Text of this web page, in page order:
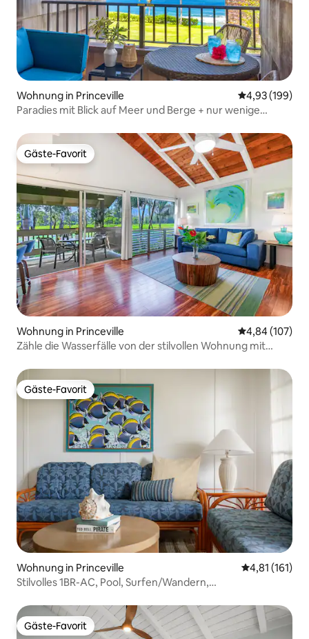
Wohnung in Princeville
4,93 (199)
Paradies mit Blick auf Meer und Berge + nur wenige
Gäste-Favorit
Gäste-Favorit
Wohnung in Princeville
4,84 (107)
Zähle die Wasserfälle von der stilvollen Wohnung mit
Gäste-Favorit
Gäste-Favorit
Wohnung in Princeville
4,81 (161)
Stilvolles 1BR-AC, Pool, Surfen/Wandern,
Gäste-Favorit
Gäste-Favorit